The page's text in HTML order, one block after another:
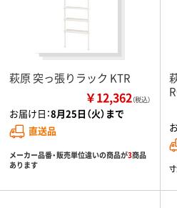
萩原 突っ張りラック KTR
￥12,362（税込）
お届け日：8月25日（火）まで
直送品
メーカー品番・販売単位違いの商品が3商品
あります